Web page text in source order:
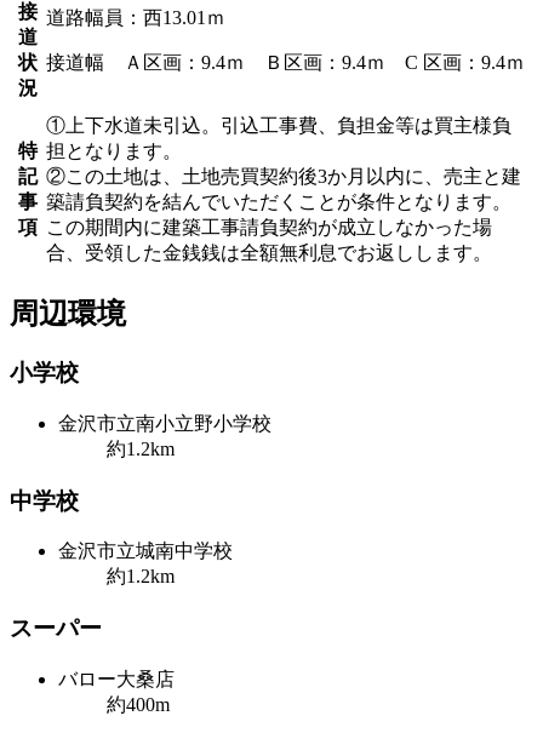
接
道
状
況
道路幅員：西13.01ｍ
接道幅 Ａ区画：9.4ｍ Ｂ区画：9.4ｍ C 区画：9.4ｍ
特
記
事
項
①上下水道未引込。引込工事費、負担金等は買主様負
担となります。
②この土地は、土地売買契約後3か月以内に、売主と建
築請負契約を結んでいただくことが条件となります。
この期間内に建築工事請負契約が成立しなかった場
合、受領した金銭銭は全額無利息でお返しします。
周辺環境
小学校
金沢市立南小立野小学校
約1.2km
中学校
金沢市立城南中学校
約1.2km
スーパー
バロー大桑店
約400m